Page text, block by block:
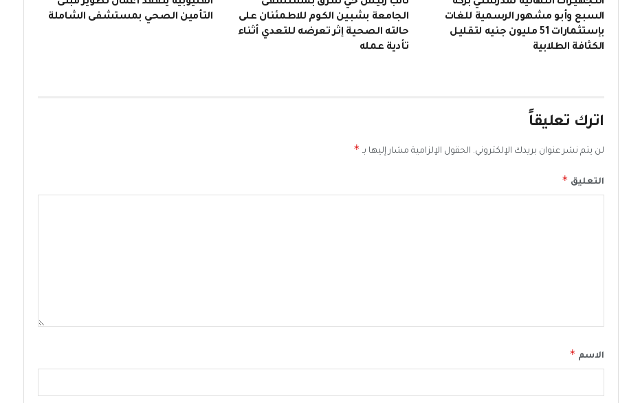
السبع وأبو مشهور الرسمية للغات
بإستثمارات 51 مليون جنيه لتقليل
الكثافة الطلابية
الجامعة بشبين الكوم للاطمئنان على
حالته الصحية إثر تعرضه للتعدي أثناء
تأدية عمله
التأمين الصحي بمستشفى الشاملة
اترك تعليقاً
لن يتم نشر عنوان بريدك الإلكتروني. الحقول الإلزامية مشار إليها بـ *
التعليق *
الاسم *